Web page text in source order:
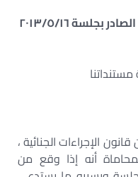
” الطعن رقم ٣٢٣ لسنة 4 قضائية الصادر بجلسة ۲۰۱۳/٥/١٦
مقتضى نص المادة ٢٤٥ من قانون الإجراءات الجنائية ،
قانون المحاماة أنه إذا وقع من